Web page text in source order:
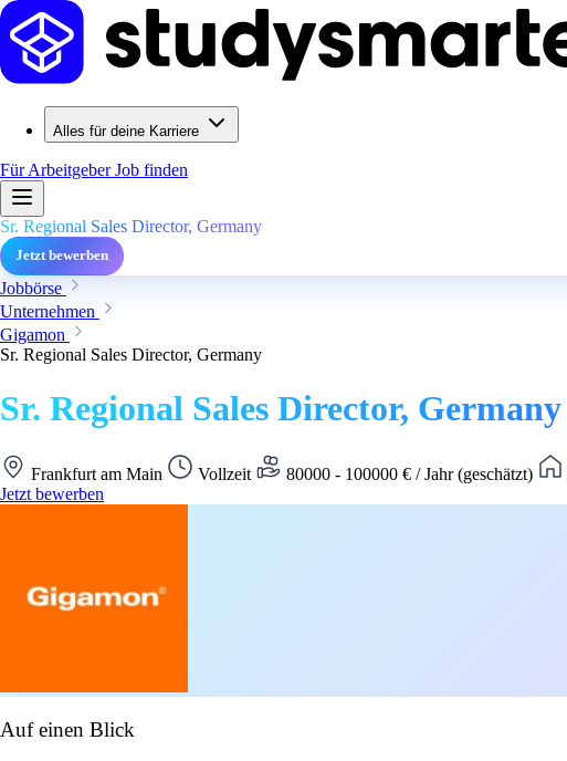
Alles für deine Karriere
Für ArbeitgeberJob finden
Sr. Regional Sales Director, Germany
Jetzt bewerben
Jobbörse
Unternehmen
Gigamon
Sr. Regional Sales Director, Germany
Sr. Regional Sales Director, Germany
Frankfurt am Main Vollzeit 80000 - 100000 € / Jahr (geschätzt)
Jetzt bewerben
Auf einen Blick